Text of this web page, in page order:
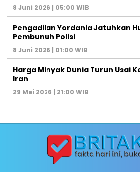
8 Juni 2026 | 05:00 WIB
Pengadilan Yordania Jatuhkan
Pembunuh Polisi
8 Juni 2026 | 01:00 WIB
Harga Minyak Dunia Turun Usai
Iran
29 Mei 2026 | 21:00 WIB